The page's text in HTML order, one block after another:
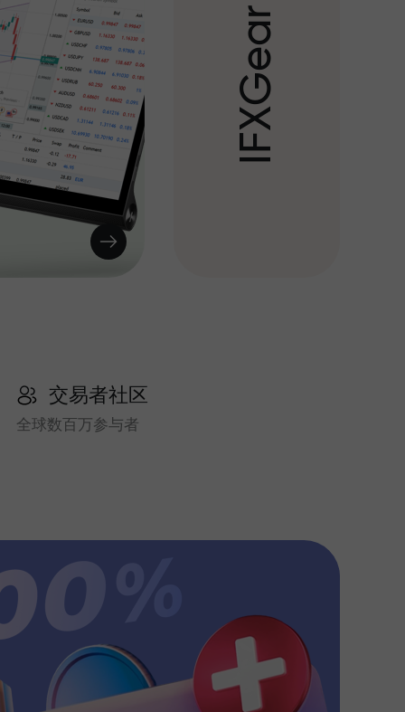
I
F
X
G
e
a
r
交易者社区
全球数百万参与者